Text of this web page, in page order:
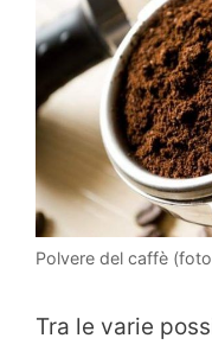
Polvere del caffè
Tra le varie